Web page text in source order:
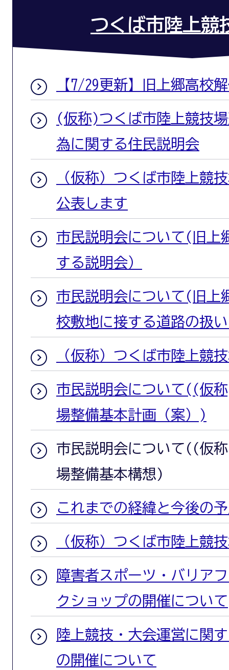
つくば市陸上競
【7/29更新】旧上郷高校
(仮称)つくば市陸上競技
為に関する住民説明会
（仮称）つくば市陸上競
公表します
市民説明会について(旧上
する説明会）
市民説明会について(旧上
校敷地に接する道路の扱
（仮称）つくば市陸上競
市民説明会について((仮
場整備基本計画（案）)
市民説明会について((仮
場整備基本構想)
これまでの経緯と今後の
（仮称）つくば市陸上競
障害者スポーツ・バリア
クショップの開催について
陸上競技・大会運営に関
の開催について